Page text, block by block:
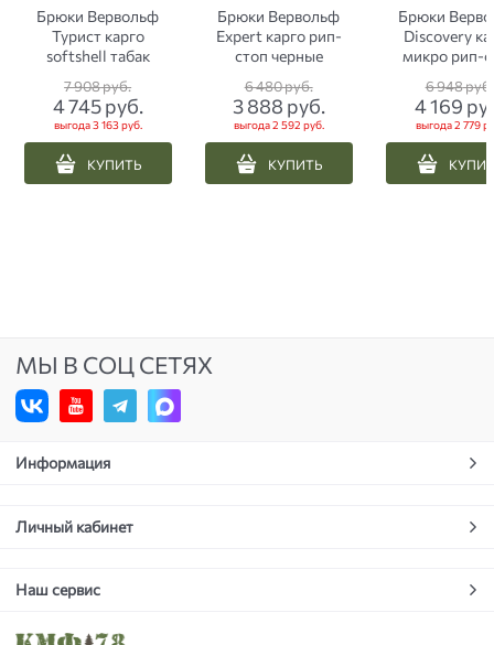
Брюки Вервольф
Турист карго
softshell табак
7 908 руб.
4 745 руб.
выгода3 163 руб.
КУПИТЬ
Брюки Вервольф
Expert карго рип-
стоп черные
6 480 руб.
3 888 руб.
выгода2 592 руб.
КУПИТЬ
Брюки
Discovery
микро рип-
6 948 руб.
4 169
выгода2 779
МЫ В СОЦ СЕТЯХ
Информация
Личный кабинет
Наш сервис